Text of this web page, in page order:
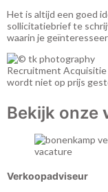
Het is altijd een goed
sollicitatiebrief te
waarin je
Recruitment Acquisitie
wordt niet op prijs
Bekijk onze
Verkoopadviseur